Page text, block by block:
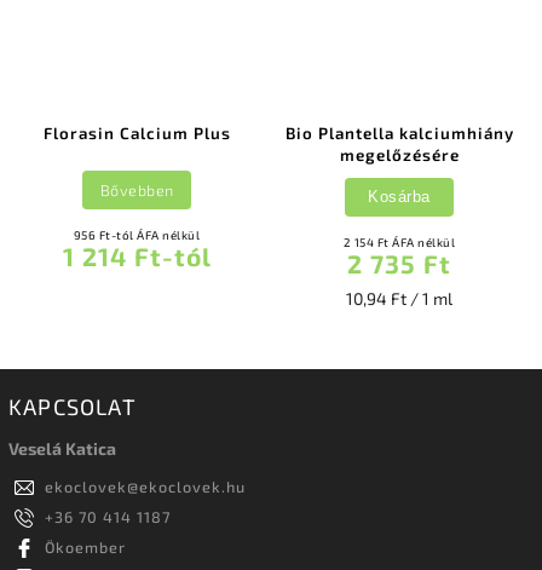
Florasin Calcium Plus
956 Ft-tól ÁFA nélkül
1 214 Ft-tól
Bővebben
Bio Plantella kalciumhiány
megelőzésére
2 154 Ft ÁFA nélkül
2 735 Ft
10,94 Ft / 1 ml
Kosárba
KAPCSOLAT
Veselá Katica
ekoclovek@ekoclovek.hu
+36 70 414 1187
Ökoember